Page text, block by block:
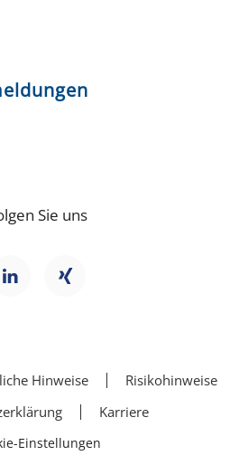
Sie uns
Hinweise
Risikohinweise
Karriere
Einstellungen